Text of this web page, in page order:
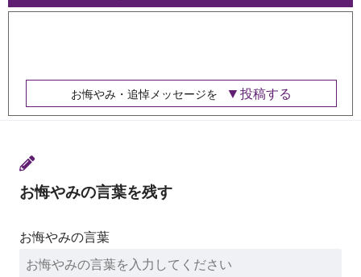
お悔やみ・追悼メッセージを 投稿する
お悔やみの言葉を残す
お悔やみの言葉